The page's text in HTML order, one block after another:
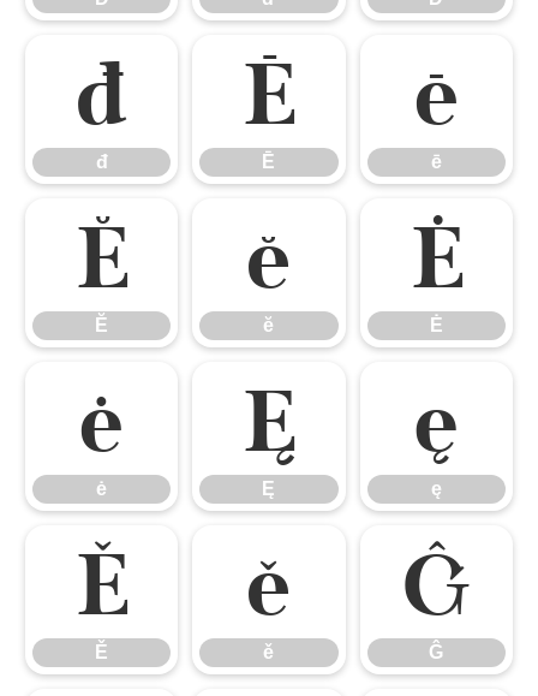
đ
đ
Ē
Ē
ē
ē
Ĕ
Ĕ
ĕ
ĕ
Ė
Ė
ė
ė
Ę
Ę
ę
ę
Ě
Ě
ě
ě
Ĝ
Ĝ